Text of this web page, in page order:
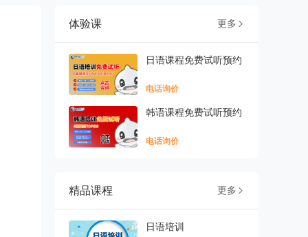
体验课 更多 
日语课程免费试听预约
电话询价
韩语课程免费试听预约
电话询价
精品课程 更多 
日语培训